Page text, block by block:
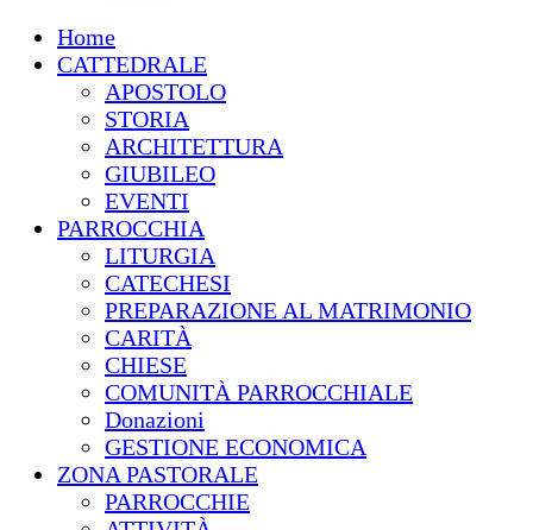
Home
CATTEDRALE
APOSTOLO
STORIA
ARCHITETTURA
GIUBILEO
EVENTI
PARROCCHIA
LITURGIA
CATECHESI
PREPARAZIONE AL MATRIMONIO
CARITÀ
CHIESE
COMUNITÀ PARROCCHIALE
Donazioni
GESTIONE ECONOMICA
ZONA PASTORALE
PARROCCHIE